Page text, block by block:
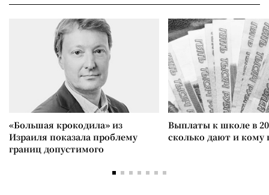
«Большая крокодила» из
Израиля показала проблему
границ допустимого
Выплаты к школе в
сколько дают и